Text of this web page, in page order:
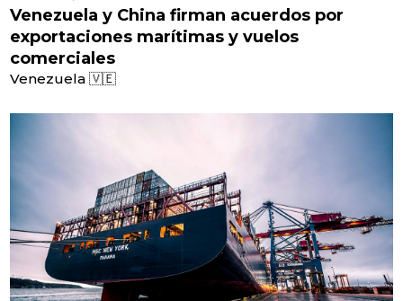
Venezuela y China firman acuerdos por
exportaciones marítimas y vuelos
comerciales
Venezuela 🇻🇪